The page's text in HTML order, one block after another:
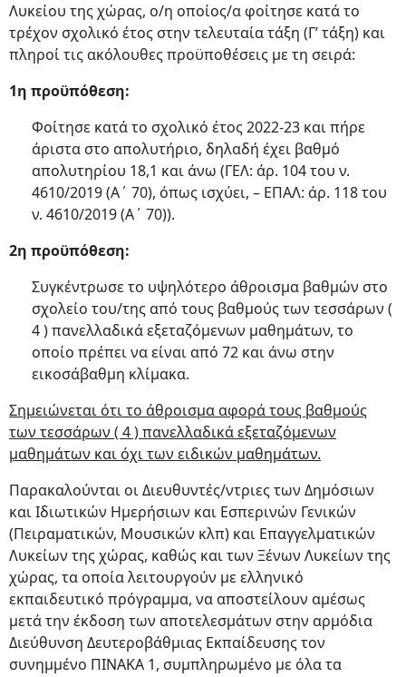
Λυκείου της χώρας, ο/η οποίος/α φοίτησε κατά το
τρέχον σχολικό έτος στην τελευταία τάξη (Γ’ τάξη) και
πληροί τις ακόλουθες προϋποθέσεις με τη σειρά:
1η προϋπόθεση:
Φοίτησε κατά το σχολικό έτος 2022-23 και πήρε
άριστα στο απολυτήριο, δηλαδή έχει βαθμό
απολυτηρίου 18,1 και άνω (ΓΕΛ: άρ. 104 του ν.
4610/2019 (Α΄ 70), όπως ισχύει, – ΕΠΑΛ: άρ. 118 του
ν. 4610/2019 (Α΄ 70)).
2η προϋπόθεση:
Συγκέντρωσετο υψηλότερο άθροισμα βαθμών στο
σχολείο του/της από τους βαθμούς των τεσσάρων (
4 ) πανελλαδικά εξεταζόμενων μαθημάτων, το
οποίο πρέπει να είναι από 72 και άνω στην
εικοσάβαθμη κλίμακα.
Σημειώνεται ότι το άθροισμα αφορά τους βαθμούς
των τεσσάρων ( 4 ) πανελλαδικά εξεταζόμενων
μαθημάτων και όχι των ειδικών μαθημάτων.
Παρακαλούνται οι Διευθυντές/ντριες των Δημόσιων
και Ιδιωτικών Ημερήσιων και Εσπερινών Γενικών
(Πειραματικών, Μουσικών κλπ) και Επαγγελματικών
Λυκείων της χώρας, καθώς και των Ξένων Λυκείων της
χώρας, τα οποία λειτουργούν με ελληνικό
εκπαιδευτικό πρόγραμμα, να αποστείλουν αμέσως
μετά την έκδοση των αποτελεσμάτων στην αρμόδια
Διεύθυνση Δευτεροβάθμιας Εκπαίδευσης τον
συνημμένο ΠΙΝΑΚΑ 1, συμπληρωμένο με όλα τα